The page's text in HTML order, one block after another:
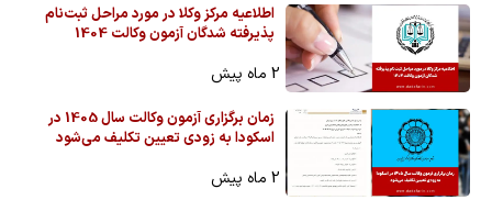
اطلاعیه مرکز وکلا در مورد مراحل ثبت‌نام
پذیرفته شدگان آزمون وکالت 1404
2 ماه پیش
زمان برگزاری آزمون وکالت سال 1405 در
اسکودا به زودی تعیین تکلیف می‌شود
2 ماه پیش